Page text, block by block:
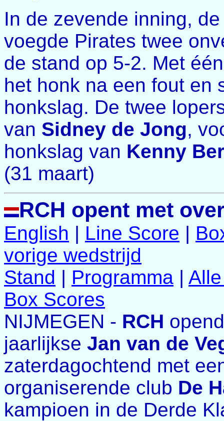
In de zevende inning,
voegde Pirates twee
de stand op 5-2. Met
het honk na een fout en
honkslag. De twee
van Sidney de Jong,
honkslag van Kenny
(31 maart)
RCH opent met
English | Line Score |
vorige wedstrijd
Stand | Programma |
Box Scores
NIJMEGEN - RCH
jaarlijkse Jan van de
zaterdagochtend met
organiserende club De
kampioen in de Derde